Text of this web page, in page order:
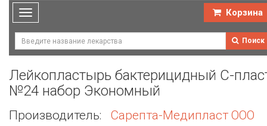
Toggle
navigation
Корзина
Поиск
Лейкопластырь бактерицидный С-
№24 набор Экономный
Производитель: Сарепта-Медипласт ООО